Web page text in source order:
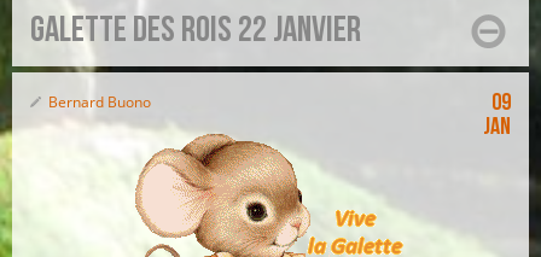
Galette des Rois 22 janvier
Bernard Buono
09
Jan